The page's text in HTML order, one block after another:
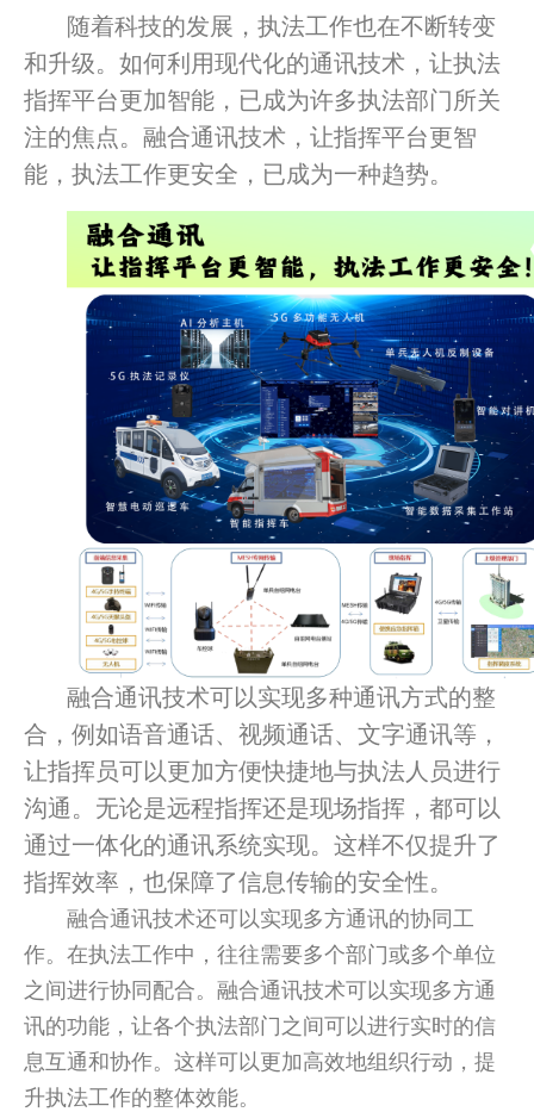
随着科技的发展，执法工作也在不断转变
和升级。如何利用现代化的通讯技术，让执法
指挥平台更加智能，已成为许多执法部门所关
注的焦点。融合通讯技术，让指挥平台更智
能，执法工作更安全，已成为一种趋势。
融合通讯技术可以实现多种通讯方式的整
合，例如语音通话、视频通话、文字通讯等，
让指挥员可以更加方便快捷地与执法人员进行
沟通。无论是远程指挥还是现场指挥，都可以
通过一体化的通讯系统实现。这样不仅提升了
指挥效率，也保障了信息传输的安全性。
融合通讯技术还可以实现多方通讯的协同工
作。在执法工作中，往往需要多个部门或多个单位
之间进行协同配合。融合通讯技术可以实现多方通
讯的功能，让各个执法部门之间可以进行实时的信
息互通和协作。这样可以更加高效地组织行动，提
升执法工作的整体效能。